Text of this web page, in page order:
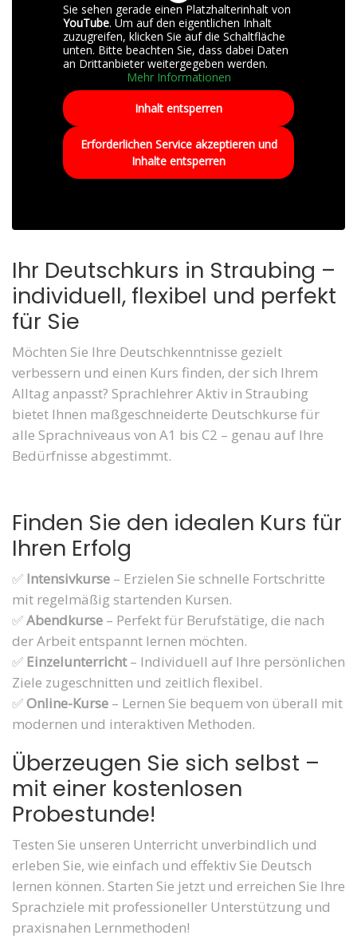
Sie sehen gerade einen Platzhalterinhalt von
YouTube. Um auf den eigentlichen Inhalt
zuzugreifen, klicken Sie auf die Schaltfläche
unten. Bitte beachten Sie, dass dabei Daten
an Drittanbieter weitergegeben werden.
Mehr Informationen
Inhalt entsperren
Erforderlichen Service akzeptieren und
Inhalte entsperren
Ihr Deutschkurs in Straubing –
individuell, flexibel und perfekt
für Sie
Möchten Sie Ihre Deutschkenntnisse gezielt
verbessern und einen Kurs finden, der sich Ihrem
Alltag anpasst? Sprachlehrer Aktiv in Straubing
bietet Ihnen maßgeschneiderte Deutschkurse für
alle Sprachniveaus von A1 bis C2 – genau auf Ihre
Bedürfnisse abgestimmt.
Finden Sie den idealen Kurs für
Ihren Erfolg
✅ Intensivkurse – Erzielen Sie schnelle Fortschritte
mit regelmäßig startenden Kursen.
✅Abendkurse – Perfekt für Berufstätige, die nach
der Arbeit entspannt lernen möchten.
✅ Einzelunterricht– Individuell auf Ihre persönlichen
Ziele zugeschnitten und zeitlich flexibel.
✅Online-Kurse – Lernen Sie bequem von überall mit
modernen und interaktiven Methoden.
Überzeugen Sie sich selbst –
mit einer kostenlosen
Probestunde!
Testen Sie unseren Unterricht unverbindlich und
erleben Sie, wie einfach und effektiv Sie Deutsch
lernen können. Starten Sie jetzt und erreichen Sie Ihre
Sprachziele mit professioneller Unterstützung und
praxisnahen Lernmethoden!